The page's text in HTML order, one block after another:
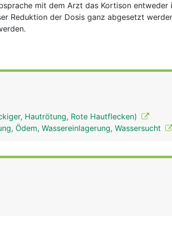
mit dem Arzt das Kortison entweder
Reduktion der Dosis ganz abgesetzt
Hautrötung, Rote Hautflecken)
Ödem, Wassereinlagerung, Wassersucht